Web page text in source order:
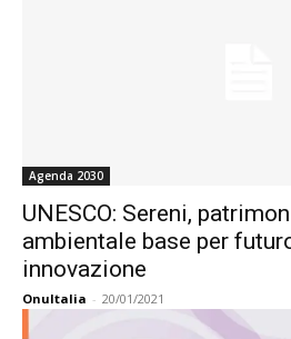
Agenda 2030
UNESCO: Sereni,
ambientale base per
innovazione
OnuItalia - 20/01/2021